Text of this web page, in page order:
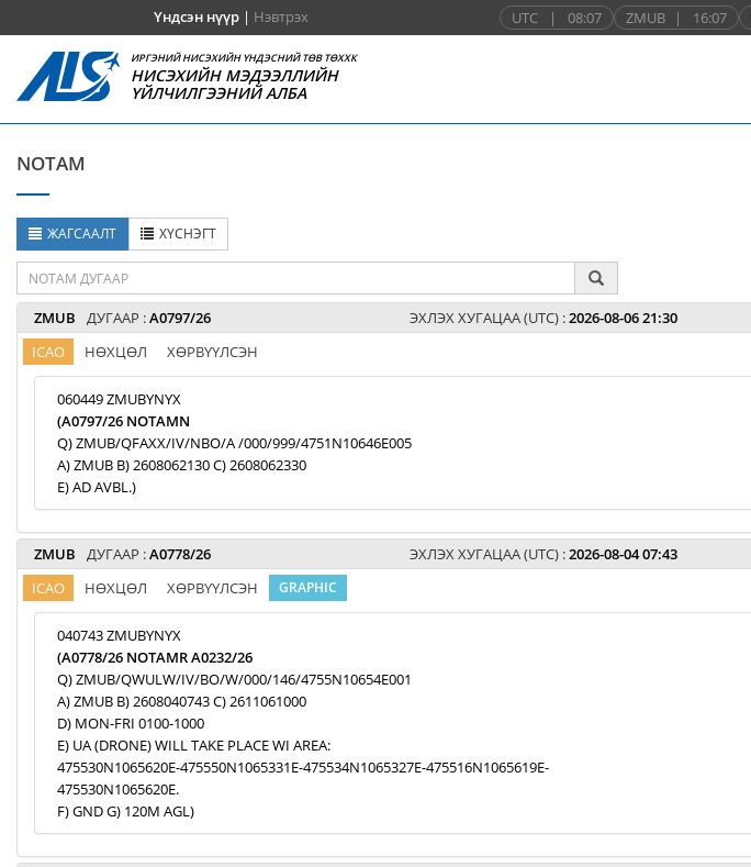
Үндсэн нүүр| Нэвтрэх UTC | 08:07 ZMUB | 16:07
ИРГЭНИЙ НИСЭХИЙН ҮНДЭСНИЙ ТӨВ ТӨХХК
НИСЭХИЙН МЭДЭЭЛЛИЙН
ҮЙЛЧИЛГЭЭНИЙ АЛБА
NOTAM
ЖАГСААЛТ ХҮСНЭГТ
ZMUB ДУГААР :A0797/26 ЭХЛЭХ ХУГАЦАА (UTC) :2026-08-06 21:30
ICAO НӨХЦӨЛ ХӨРВҮҮЛСЭН
060449 ZMUBYNYX
(A0797/26 NOTAMN
Q) ZMUB/QFAXX/IV/NBO/A /000/999/4751N10646E005
A) ZMUB B) 2608062130 C) 2608062330
E) AD AVBL.)
ZMUB ДУГААР :A0778/26 ЭХЛЭХ ХУГАЦАА (UTC) :2026-08-04 07:43
ICAO НӨХЦӨЛ ХӨРВҮҮЛСЭН GRAPHIC
040743 ZMUBYNYX
(A0778/26 NOTAMR A0232/26
Q) ZMUB/QWULW/IV/BO/W/000/146/4755N10654E001
A) ZMUB B) 2608040743 C) 2611061000
D) MON-FRI 0100-1000
E) UA (DRONE) WILL TAKE PLACE WI AREA:
475530N1065620E-475550N1065331E-475534N1065327E-475516N1065619E-
475530N1065620E.
F) GND G) 120M AGL)